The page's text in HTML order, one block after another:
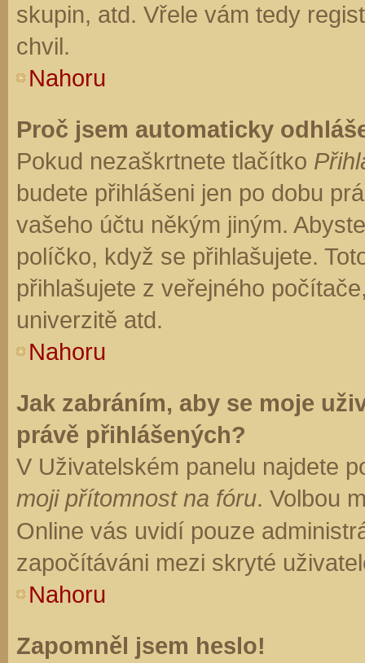
skupin, atd. Vřele vám tedy
chvil.
Nahoru
Proč jsem automaticky
Pokud nezaškrtnete tlačítko
budete přihlášeni jen po dobu
vašeho účtu někým jiným.
políčko, když se přihlašujete.
přihlašujete z veřejného
univerzitě atd.
Nahoru
Jak zabráním, aby se moje
právě přihlášených?
V Uživatelském panelu najdete
moji přítomnost na fóru. Volbou
Online vás uvidí pouze
započítáváni mezi skryté
Nahoru
Zapomněl jsem heslo!